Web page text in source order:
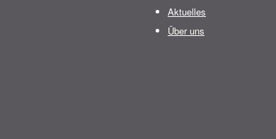
Aktuelles
Über uns